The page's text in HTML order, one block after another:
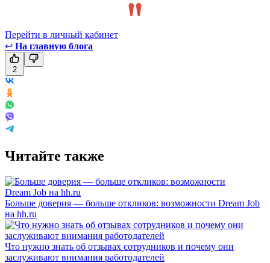
Перейти в личный кабинет
↩ На главную блога
2
Читайте также
Больше доверия — больше откликов: возможности Dream Job
на hh.ru
Что нужно знать об отзывах сотрудников и почему они
заслуживают внимания работодателей